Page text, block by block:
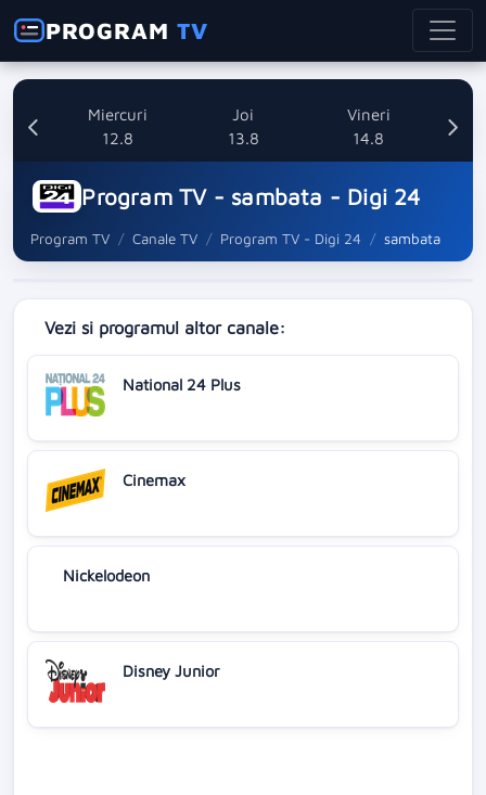
PROGRAMTV
Miercuri
12.8
Joi
13.8
Vineri
14.8
Program TV - sambata - Digi 24
Program TV Canale TV Program TV - Digi 24 sambata
Vezi si programul altor canale:
National 24 Plus
Cinemax
Nickelodeon
Disney Junior